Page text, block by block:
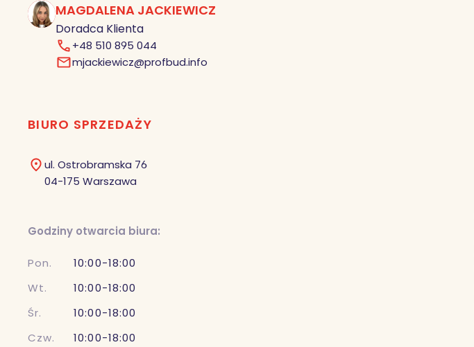
MJ MAGDALENA JACKIEWICZ
Doradca Klienta
+48 510 895 044
mjackiewicz@profbud.info
BIURO SPRZEDAŻY
ul. Ostrobramska 76
04-175 Warszawa
Godziny otwarcia biura:
Pon.
10:00-18:00
Wt.
10:00-18:00
Śr.
10:00-18:00
Czw.
10:00-18:00